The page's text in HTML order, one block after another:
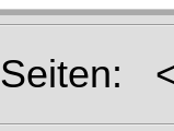
Seiten: